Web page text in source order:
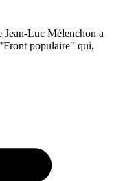
Jean-Luc Mélenchon a
populaire" qui,